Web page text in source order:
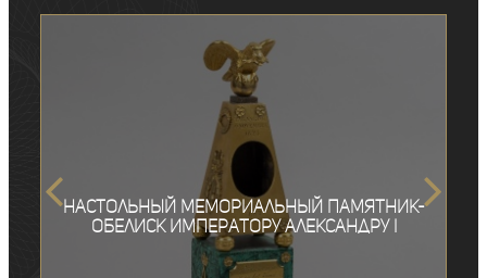
Настольный мемориальный памятник-
обелиск императору Александру I